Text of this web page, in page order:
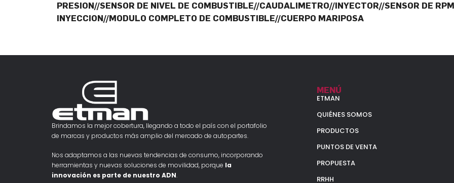
PRESION//SENSOR DE NIVEL DE COMBUSTIBLE//CAUDALIMETRO//INYECTOR//SENSOR DE
INYECCION//MODULO COMPLETO DE COMBUSTIBLE//CUERPO MARIPOSA
Brindamos la mejor cobertura, llegando a todo el país con el portafolio
de marcas y productos más amplio del mercado de autopartes.
Nos adaptamos a las nuevas tendencias de consumo, incorporando
herramientas y nuevas soluciones de movilidad, porque la
innovación es parte de nuestro ADN.
MENÚ
ETMAN
QUIÉNES SOMOS
PRODUCTOS
PUNTOS DE VENTA
PROPUESTA
RRHH